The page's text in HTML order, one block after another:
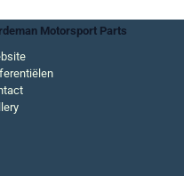
Motorsport Parts